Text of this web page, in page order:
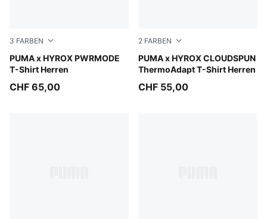
3 FARBEN
PUMA x HYROX PWRMODE
T-Shirt Herren
Puma White
CHF 65,00
2 FARBEN
PUMA x HYROX CLOUDSPUN
ThermoAdapt T-Shirt Herren
Intense Mint
CHF 55,00